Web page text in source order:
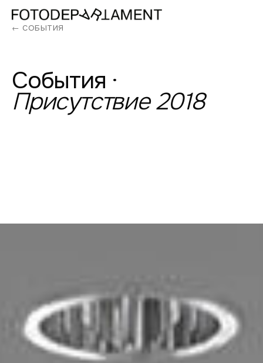
← СОБЫТИЯ
События ·
Присутствие 2018